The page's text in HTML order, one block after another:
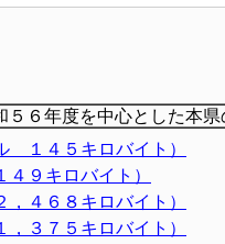
６年度を中心とした本
１４５キロバイト）
９キロバイト）
４６８キロバイト）
３７５キロバイト）